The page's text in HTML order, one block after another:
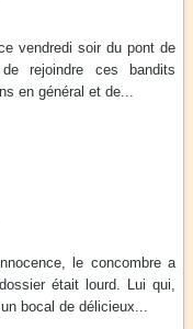
vendredi soir du pont de
rejoindre ces bandits
en général et de...
le concombre a
était lourd. Lui qui,
bocal de délicieux...